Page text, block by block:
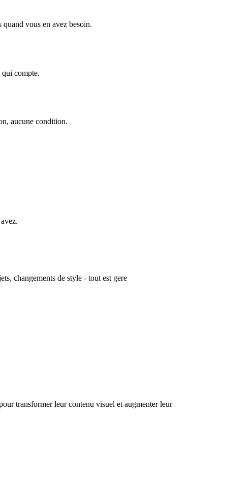
quand vous en avez besoin.
qui compte.
aucune condition.
changements de style - tout est gere
transformer leur contenu visuel et augmenter leur